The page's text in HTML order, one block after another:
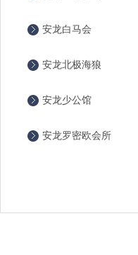
安龙白马会
安龙北极海狼
安龙少公馆
安龙罗密欧会所